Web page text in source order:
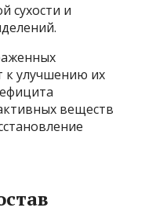
сухости и
к улучшению их
веществ